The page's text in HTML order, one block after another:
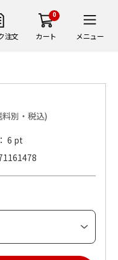
注文
0
カート メニュー
料別・税込)
6 pt